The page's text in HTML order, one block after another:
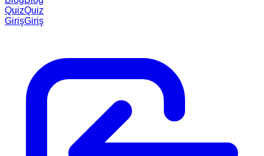
QuizQuiz
GirişGiriş